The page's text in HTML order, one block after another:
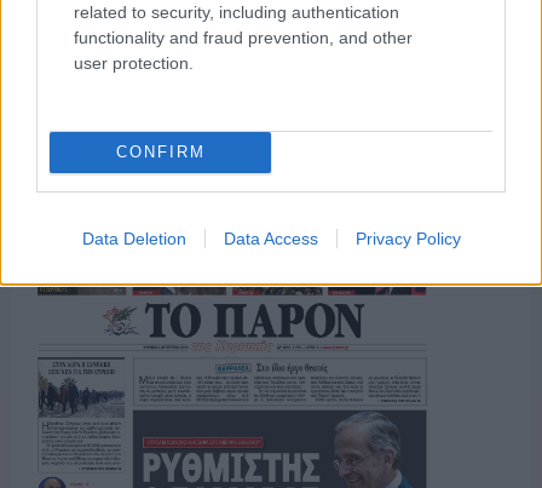
related to security, including authentication
functionality and fraud prevention, and other
user protection.
CONFIRM
Data Deletion Data Access Privacy Policy
ΟΣΑ ΧΡΕΙΑΖΕΣΑΙ
ΓΙΑ ΤΟ ΚΑΛΟΚΑΙΡΙ ΣΟΥ →
ΤΟ ΠΑΡΟΝ ΤΗΣ ΚΥΡΙΑΚΗΣ